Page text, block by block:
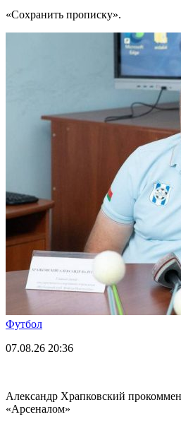
«Сохранить прописку».
Футбол
07.08.26 20:36
Александр Храпковский
«Арсеналом»